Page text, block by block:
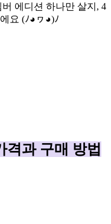
에디션 하나만 살지, 4
요 (ﾉ◕ヮ◕)ﾉ
격과 구매 방법